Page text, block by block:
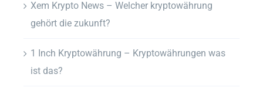
Xem Krypto News – Welcher kryptowährung
gehört die zukunft?
1 Inch Kryptowährung – Kryptowährungen was
ist das?